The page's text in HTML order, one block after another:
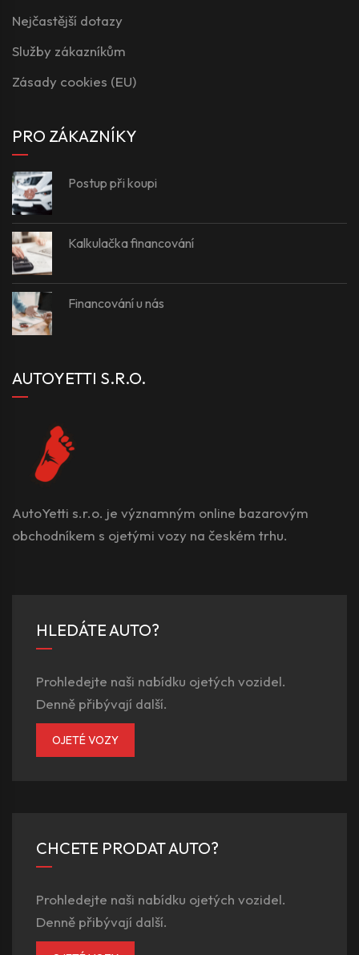
Nejčastější dotazy
Služby zákazníkům
Zásady cookies (EU)
PRO ZÁKAZNÍKY
Postup při koupi
Kalkulačka financování
Financování u nás
AUTOYETTI S.R.O.
AutoYetti s.r.o. je významným online bazarovým
obchodníkem s ojetými vozy na českém trhu.
HLEDÁTE AUTO?
Prohledejte naši nabídku ojetých vozidel.
Denně přibývají další.
OJETÉ VOZY
CHCETE PRODAT AUTO?
Prohledejte naši nabídku ojetých vozidel.
Denně přibývají další.